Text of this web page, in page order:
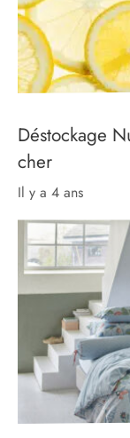
Déstockage
cher
il y a 4 ans